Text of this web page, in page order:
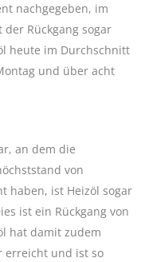
nachgegeben, im
Rückgang sogar
heute im Durchschnitt
und über acht
an dem die
von
haben, ist Heizöl sogar
ist ein Rückgang von
hat damit zudem
erreicht und ist so